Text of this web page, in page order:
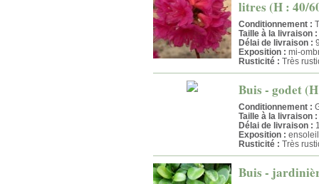
litres (H : 40/
Conditionnement :
Taille à la livraison :
Délai de livraison :
Exposition : mi-
Rusticité : Très
Buis - godet
Conditionnement :
Taille à la livraison :
Délai de livraison :
Exposition :
Rusticité : Très
Buis -